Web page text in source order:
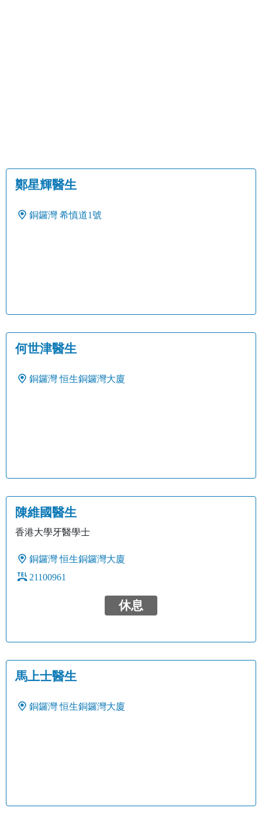
鄭星輝醫生
銅鑼灣 希慎道1號
何世津醫生
銅鑼灣 恒生銅鑼灣大廈
陳維國醫生
香港大學牙醫學士
銅鑼灣 恒生銅鑼灣大廈
21100961
休息
馬上士醫生
銅鑼灣 恒生銅鑼灣大廈